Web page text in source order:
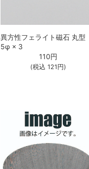
異方性フェライト磁石 丸型
5φ × 3
110円
(税込 121 円)